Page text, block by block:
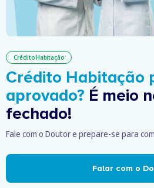
Crédito Habitação
Crédito Habitação
aprovado? É meio
fechado!
Fale com o Doutor e prepare-se para
Falar com o